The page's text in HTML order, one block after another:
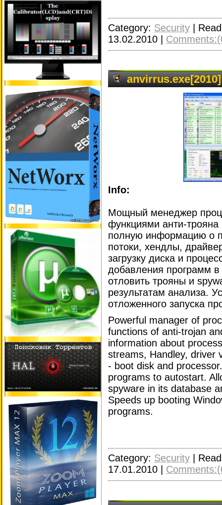
Category: Security |
13.02.2010 |
anvirrus.exe[2010]
Info:
Мощный менеджер
функциями анти-
полную информацию о
потоки, хендлы,
загрузку диска и
добавления программ в
отловить трояны и
результатам анализа.
отложенного запуска
Powerful manager of
functions of anti-trojan
information about
streams, Handley, driver
- boot disk and
programs to autostart.
spyware in its database
Speeds up booting
programs.
Category: Security |
17.01.2010 |